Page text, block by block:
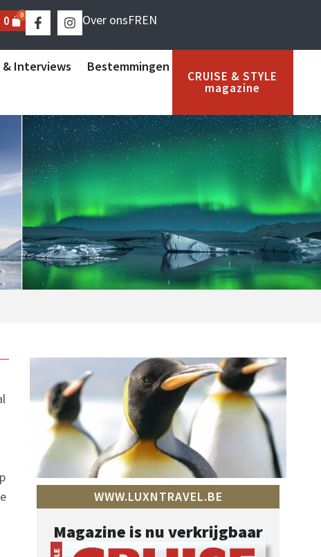
0 0 Over onsFREN
& Interviews Bestemmingen
CRUISE & STYLE
magazine
WWW.LUXNTRAVEL.BE
Magazine is nu verkrijgbaar